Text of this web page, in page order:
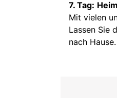
7. Tag:
Mit vielen
Lassen Sie
nach Hause.